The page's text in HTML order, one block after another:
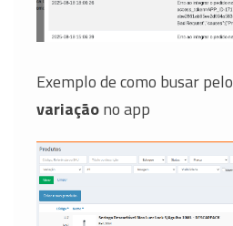
Exemplo de como busar pelo
variaçãono app